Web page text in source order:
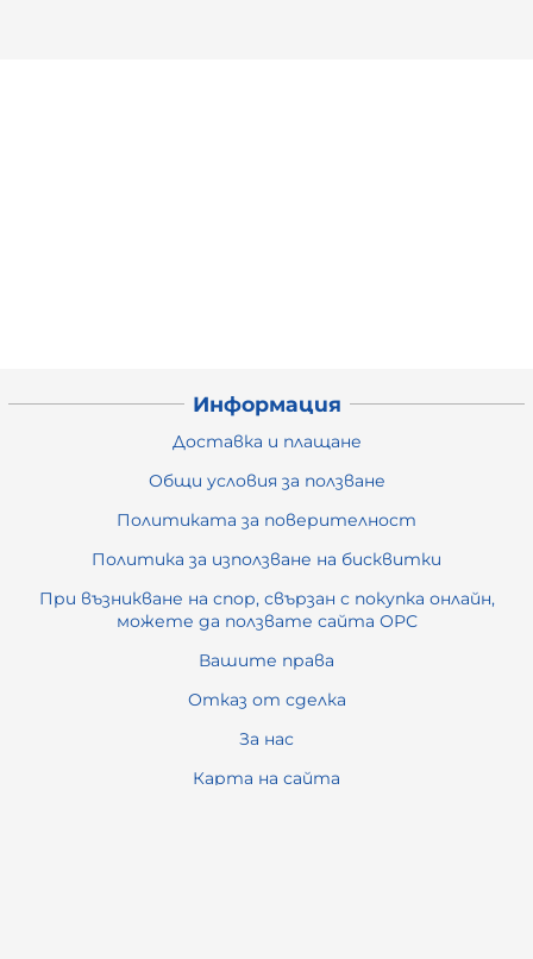
Информация
Доставка и плащане
Общи условия за ползване
Политиката за поверителност
Политика за използване на бисквитки
При възникване на спор, свързан с покупка онлайн,
можете да ползвате сайта ОРС
Вашите права
Отказ от сделка
За нас
Карта на сайта